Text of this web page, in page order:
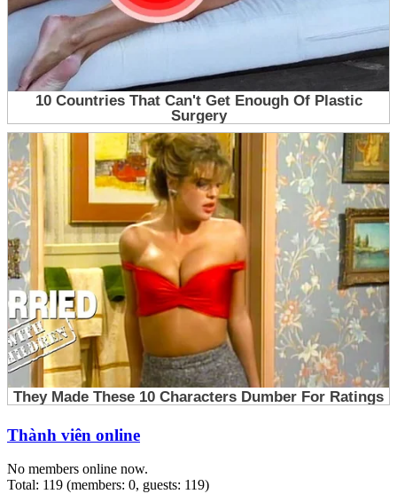
Thành viên online
No members online now.
Total: 119 (members: 0, guests: 119)